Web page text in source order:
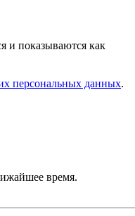
и показываются как
персональных данных.
время.